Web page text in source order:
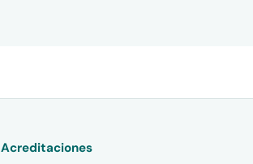
Acreditaciones